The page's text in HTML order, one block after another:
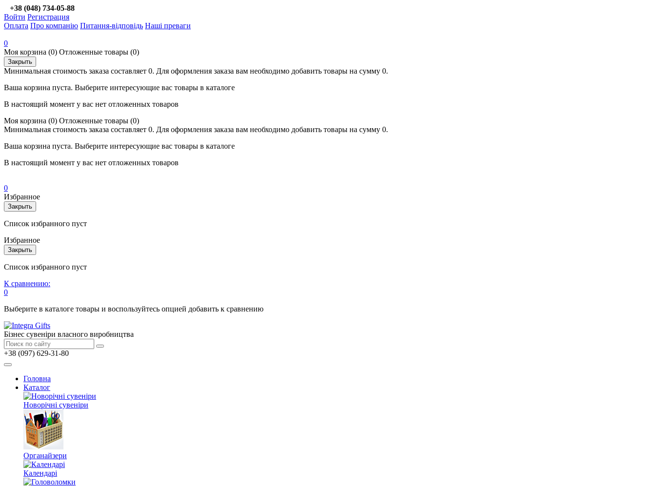
+38 (048) 734-05-88
Войти Регистрация
Оплата Про компанію Питання-відповідь Наші преваги
0
Моя корзина (0) Отложенные товары (0)
Закрыть
Минимальная стоимость заказа составляет 0. Для оформления заказа вам необходимо добавить товары на сумму 0.
Ваша корзина пуста. Выберите интересующие вас товары в каталоге
В настоящий момент у вас нет отложенных товаров
Моя корзина (0) Отложенные товары (0)
Минимальная стоимость заказа составляет 0. Для оформления заказа вам необходимо добавить товары на сумму 0.
Ваша корзина пуста. Выберите интересующие вас товары в каталоге
В настоящий момент у вас нет отложенных товаров
0
Избранное
Закрыть
Список избранного пуст
Избранное
Закрыть
Список избранного пуст
К сравнению:
0
Выберите в каталоге товары и воспользуйтесь опцией добавить к сравнению
Бізнес сувеніри власного виробництва
+38 (097) 629-31-80
Головна
Каталог
Новорічні сувеніри
Органайзери
Календарі